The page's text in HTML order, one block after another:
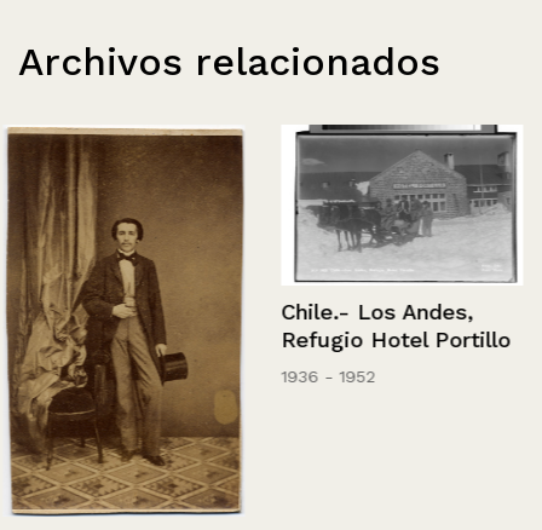
Archivos relacionados
Chile.- Los Andes,
Refugio Hotel Portillo
1936 - 1952